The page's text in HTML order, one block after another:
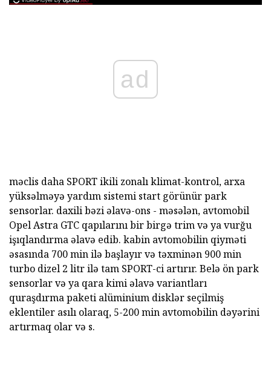
ad
məclis daha SPORT ikili zonalı klimat-kontrol, arxa
yüksəlməyə yardım sistemi start görünür park
sensorlar. daxili bəzi əlavə-ons - məsələn, avtomobil
Opel Astra GTC qapılarını bir birgə trim və ya vurğu
işıqlandırma əlavə edib. kabin avtomobilin qiyməti
əsasında 700 min ilə başlayır və təxminən 900 min
turbo dizel 2 litr ilə tam SPORT-ci artırır. Belə ön park
sensorlar və ya qara kimi əlavə variantları
quraşdırma paketi alüminium disklər seçilmiş
eklentiler asılı olaraq, 5-200 min avtomobilin dəyərini
artırmaq olar və s.